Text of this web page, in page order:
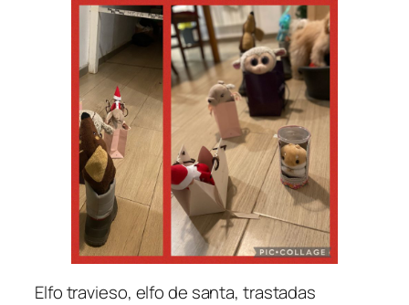
Elfo travieso, elfo de santa, trastadas